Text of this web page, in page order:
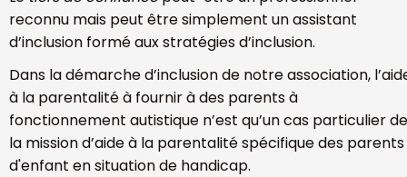
reconnu mais peut être simplement un assistant
d’inclusion formé aux stratégies d’inclusion.
Dans la démarche d’inclusion de notre association,
à la parentalité à fournir à des parents à
fonctionnement autistique n’est qu’un cas particulier de
la mission d’aide à la parentalité spécifique des parents
d'enfant en situation de handicap.